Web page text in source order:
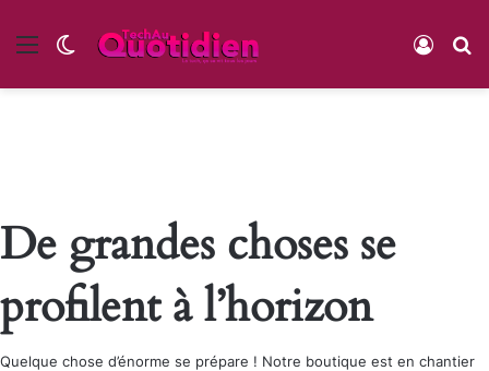
Menu Switch skin
De grandes choses se
profilent à l’horizon
Quelque chose d’énorme se prépare ! Notre boutique est en chantier